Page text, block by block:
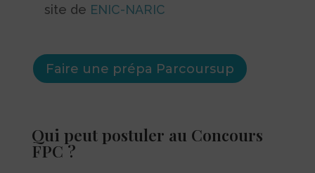
site de ENIC-NARIC
Faire une prépa Parcoursup
Qui peut postuler au Concours
FPC ?